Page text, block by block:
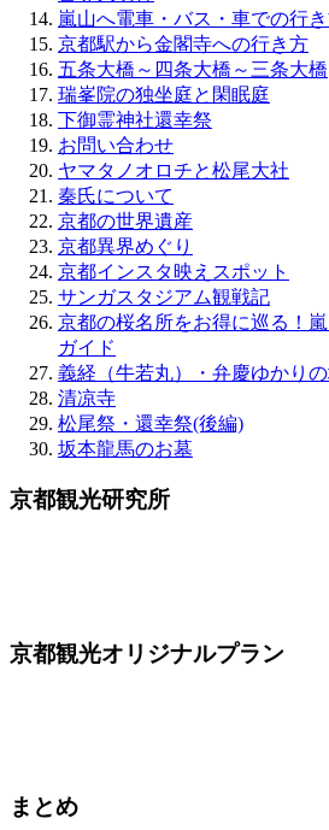
嵐山へ電車・バス・車での行
京都駅から金閣寺への行き方
五条大橋～四条大橋～三条大橋
瑞峯院の独坐庭と閑眠庭
下御霊神社還幸祭
お問い合わせ
ヤマタノオロチと松尾大社
秦氏について
京都の世界遺産
京都異界めぐり
京都インスタ映えスポット
サンガスタジアム観戦記
京都の桜名所をお得に巡る！
ガイド
義経（牛若丸）・弁慶ゆかりの
清凉寺
松尾祭・還幸祭(後編)
坂本龍馬のお墓
京都観光研究所
京都観光オリジナルプラン
まとめ